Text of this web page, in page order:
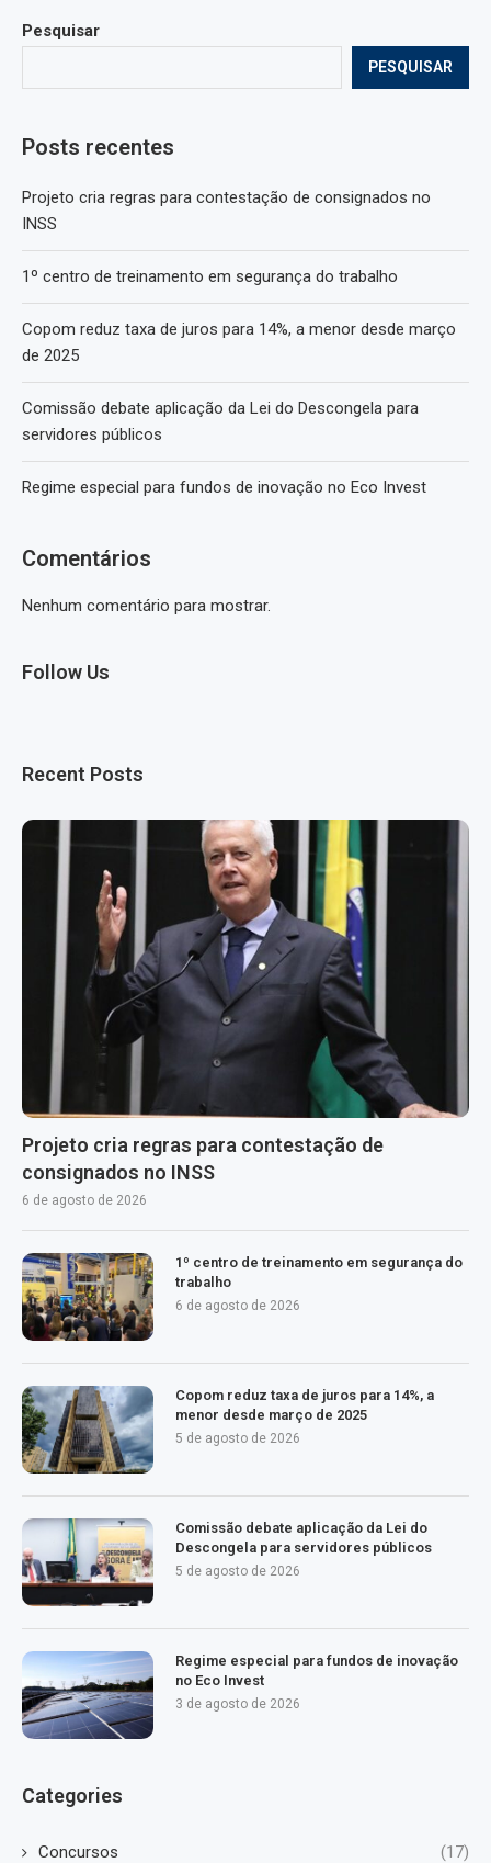
Pesquisar
PESQUISAR
Posts recentes
Projeto cria regras para contestação de consignados no
INSS
1º centro de treinamento em segurança do trabalho
Copom reduz taxa de juros para 14%, a menor desde março
de 2025
Comissão debate aplicação da Lei do Descongela para
servidores públicos
Regime especial para fundos de inovação no Eco Invest
Comentários
Nenhum comentário para mostrar.
Follow Us
Recent Posts
Projeto cria regras para contestação de
consignados no INSS
6 de agosto de 2026
1º centro de treinamento em segurança do
trabalho
6 de agosto de 2026
Copom reduz taxa de juros para 14%, a
menor desde março de 2025
5 de agosto de 2026
Comissão debate aplicação da Lei do
Descongela para servidores públicos
5 de agosto de 2026
Regime especial para fundos de inovação
no Eco Invest
3 de agosto de 2026
Categories
Concursos (17)